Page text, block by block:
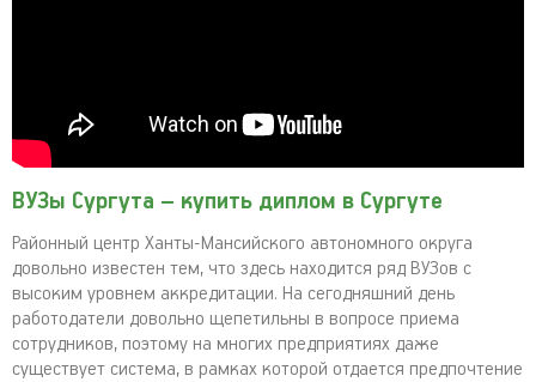
ВУЗы Сургута – купить диплом в Сургуте
Районный центр Ханты-Мансийского автономного округа
довольно известен тем, что здесь находится ряд ВУЗов с
высоким уровнем аккредитации. На сегодняшний день
работодатели довольно щепетильны в вопросе приема
сотрудников, поэтому на многих предприятиях даже
существует система, в рамках которой отдается предпочтение